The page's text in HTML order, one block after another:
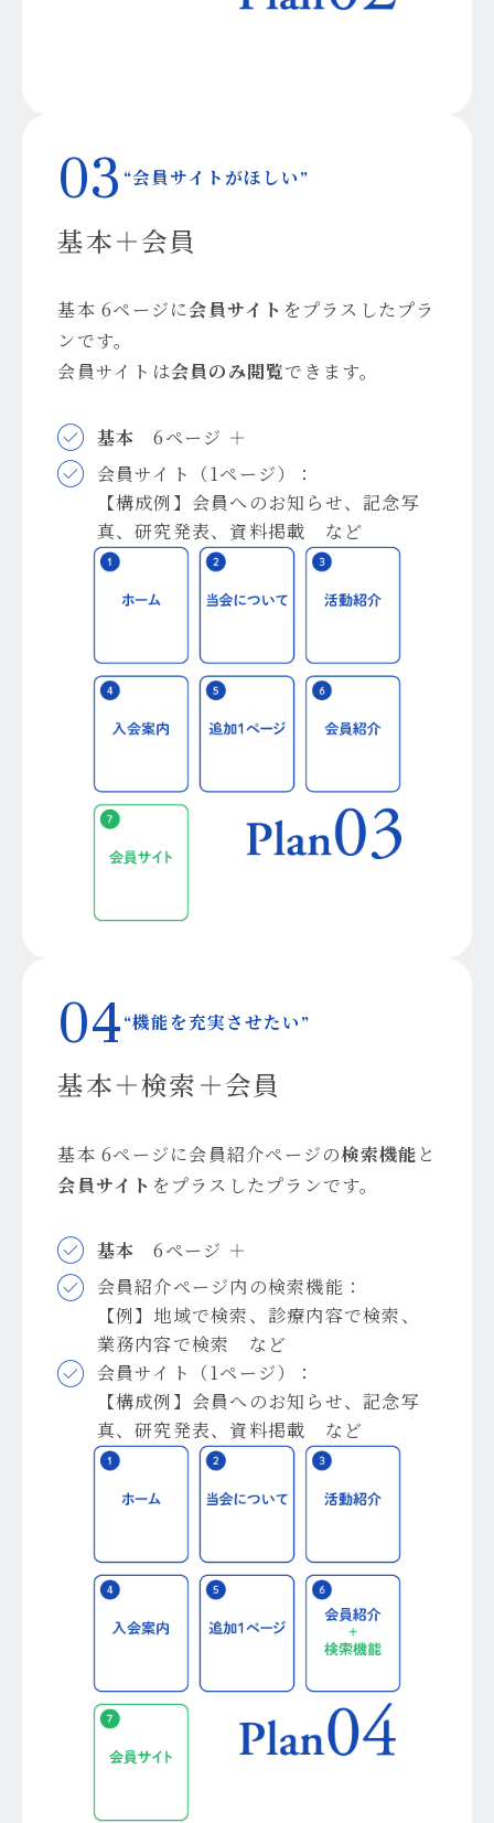
03 “会員サイトがほしい”
基本＋会員
基本 6ページに会員サイト をプラスしたプラ
ンです。
会員サイトは会員のみ閲覧できます。
基本 6ページ ＋
会員サイト（1ページ）：
【構成例】会員へのお知らせ、記念写
真、研究発表、資料掲載 など
04 “機能を充実させたい”
基本＋検索＋会員
基本 6ページに会員紹介ページの検索機能 と
会員サイト をプラスしたプランです。
基本 6ページ ＋
会員紹介ページ内の検索機能：
【例】地域で検索、診療内容で検索、
業務内容で検索 など
会員サイト（1ページ）：
【構成例】会員へのお知らせ、記念写
真、研究発表、資料掲載 など